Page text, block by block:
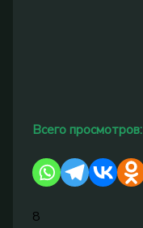
Всего просмотров:
8